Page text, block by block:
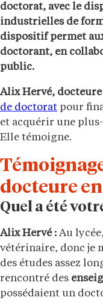
doctorat, avec le
industrielles de
dispositif permet
doctorant, en
public.
Alix Hervé,
de doctorat pour
et acquérir une
Elle témoigne.
docteure
Quel a été
Alix Hervé : Au
vétérinaire, donc je
des études assez
rencontré des
possédaient un